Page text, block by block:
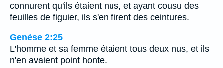
connurent qu'ils étaient nus, et ayant cousu des
feuilles de figuier, ils s'en firent des ceintures.
Genèse 2:25
L'homme et sa femme étaient tous deux nus, et ils
n'en avaient point honte.